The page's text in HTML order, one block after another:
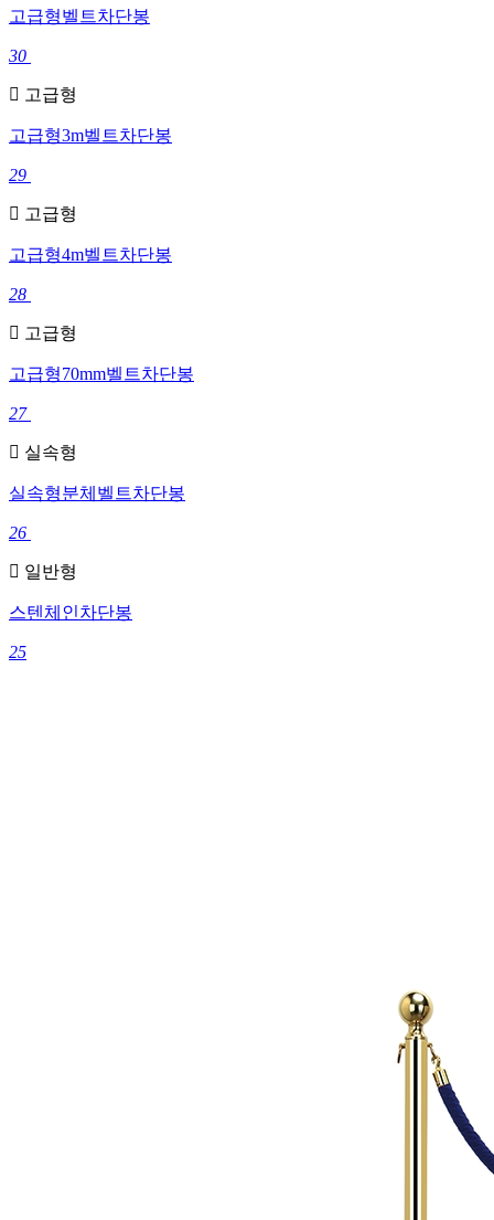
고급형벨트차단봉
30
고급형
고급형3m벨트차단봉
29
고급형
고급형4m벨트차단봉
28
고급형
고급형70mm벨트차단봉
27
실속형
실속형분체벨트차단봉
26
일반형
스텐체인차단봉
25